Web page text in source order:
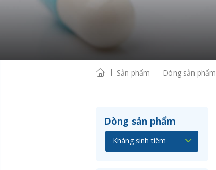
Sản phẩm Dòng sản phẩm
Dòng sản phẩm